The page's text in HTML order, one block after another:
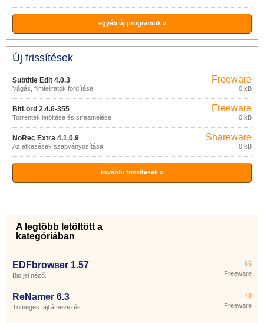
egyéb új programok »
Új frissítések
Subtitle Edit 4.0.3
Vágás, filmfeliratok fordítása
Freeware
0 kB
BitLord 2.4.6-355
Torrentek letöltése és streamelése
Freeware
0 kB
NoRec Extra 4.1.0.9
Az étkezések szabványosítása
Shareware
0 kB
további frissítések »
A legtöbb letöltött a
kategóriában
EDFbrowser 1.57
Bio jel néző.
66
Freeware
ReNamer 6.3
Tömeges fájl átnevezés.
48
Freeware